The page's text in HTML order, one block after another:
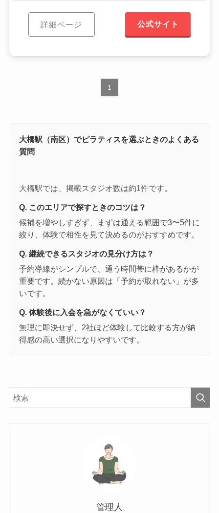
詳細ページ 公式サイト
1
大橋駅（南区）でピラティスを選ぶときのよくある
質問
大橋駅では、掲載スタジオ数は約1件です。
Q. このエリアで探すときのコツは？
候補を増やしすぎず、まずは通える範囲で3〜5件に
絞り、体験で相性を見て決めるのがおすすめです。
Q. 継続できるスタジオの見分け方は？
予約導線がシンプルで、通う時間帯に枠があるかが
重要です。続かない原因は「予約が取れない」が多
いです。
Q. 体験後に入会を急がなくていい？
無理に即決せず、2社ほど体験して比較する方が納
得感の高い選択になりやすいです。
管理人